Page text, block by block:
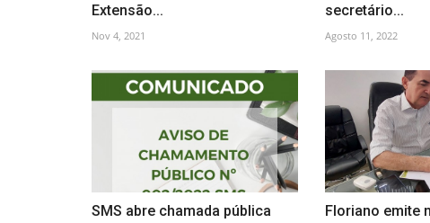
Extensão...
Nov 4, 2021
secretário...
Agosto 11, 2022
SMS abre chamada pública
Floriano emite